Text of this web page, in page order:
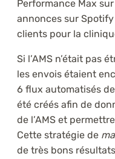
Performance Max
annonces sur
clients pour la
Si l’AMS n’était pas
les envois étaient
6 flux automatisés
été créés afin de
de l’AMS et
Cette stratégie de
de très bons